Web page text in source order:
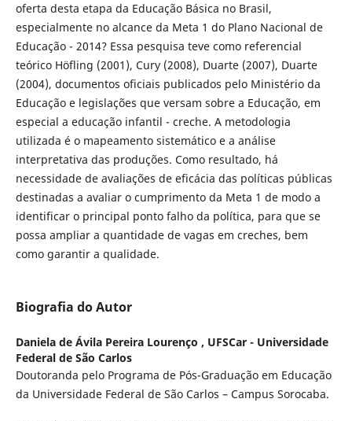
oferta desta etapa da Educação Básica no Brasil,
especialmente no alcance da Meta 1 do Plano Nacional de
Educação - 2014? Essa pesquisa teve como referencial
teórico Höfling (2001), Cury (2008), Duarte (2007), Duarte
(2004), documentos oficiais publicados pelo Ministério da
Educação e legislações que versam sobre a Educação, em
especial a educação infantil - creche. A metodologia
utilizada é o mapeamento sistemático e a análise
interpretativa das produções. Como resultado, há
necessidade de avaliações de eficácia das políticas públicas
destinadas a avaliar o cumprimento da Meta 1 de modo a
identificar o principal ponto falho da política, para que se
possa ampliar a quantidade de vagas em creches, bem
como garantir a qualidade.
Biografia do Autor
Daniela de Ávila Pereira Lourenço , UFSCar - Universidade
Federal de São Carlos
Doutoranda pelo Programa de Pós-Graduação em Educação
da Universidade Federal de São Carlos – Campus Sorocaba.